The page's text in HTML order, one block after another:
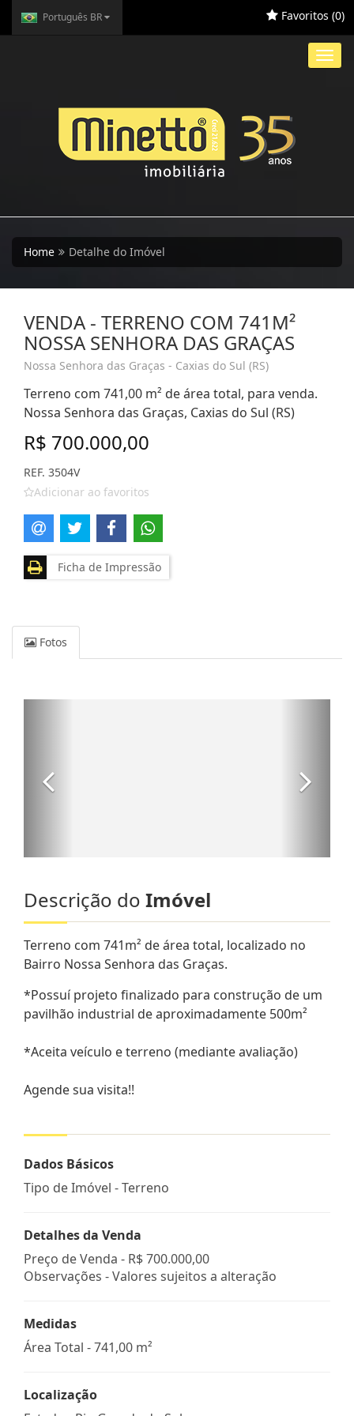
Português BR Favoritos (0)
Home Detalhe do Imóvel
VENDA - TERRENO COM 741M²
NOSSA SENHORA DAS GRAÇAS
Nossa Senhora das Graças - Caxias do Sul (RS)
Terreno com 741,00 m² de área total, para venda.
Nossa Senhora das Graças, Caxias do Sul (RS)
R$ 700.000,00
REF. 3504V
Adicionar ao favoritos
Ficha de Impressão
Fotos
Descrição do Imóvel
Terreno com 741m² de área total, localizado no
Bairro Nossa Senhora das Graças.
*Possuí projeto finalizado para construção de um
pavilhão industrial de aproximadamente 500m²
*Aceita veículo e terreno (mediante avaliação)
Agende sua visita!!
Dados Básicos
Tipo de Imóvel - Terreno
Detalhes da Venda
Preço de Venda - R$ 700.000,00
Observações - Valores sujeitos a alteração
Medidas
Área Total - 741,00 m²
Localização